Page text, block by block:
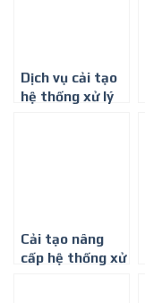
Dịch vụ cải tạo
hệ thống xử lý
Cải tạo nâng
cấp hệ thống xử